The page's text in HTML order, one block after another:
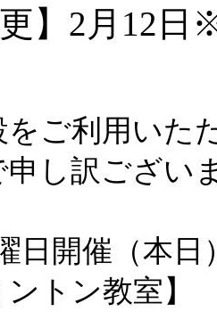
更】2月12
をご利用いた
し訳ござい
日開催（本日
トン教室】